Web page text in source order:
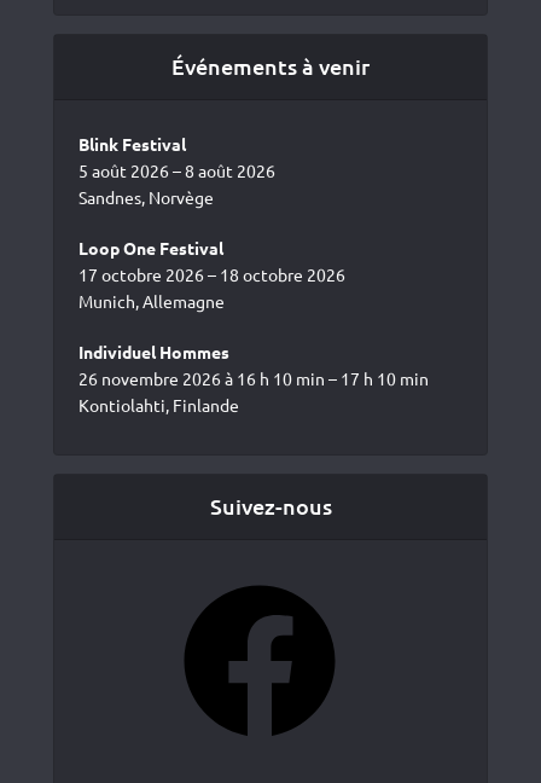
Événements à venir
Blink Festival
5 août 2026 – 8 août 2026
Sandnes, Norvège
Loop One Festival
17 octobre 2026 – 18 octobre 2026
Munich, Allemagne
Individuel Hommes
26 novembre 2026 à 16 h 10 min – 17 h 10 min
Kontiolahti, Finlande
Suivez-nous